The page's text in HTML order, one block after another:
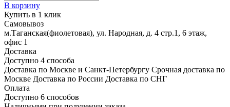
В корзину
Купить в 1 клик
Самовывоз
м.Таганская(фиолетовая), ул. Народная, д. 4 стр.1, 6 этаж,
офис 1
Доставка
Доступно 4 способа
Доставка по Москве и Санкт-Петербургу Срочная доставка по
Москве Доставка по России Доставка по СНГ
Оплата
Доступно 6 способов